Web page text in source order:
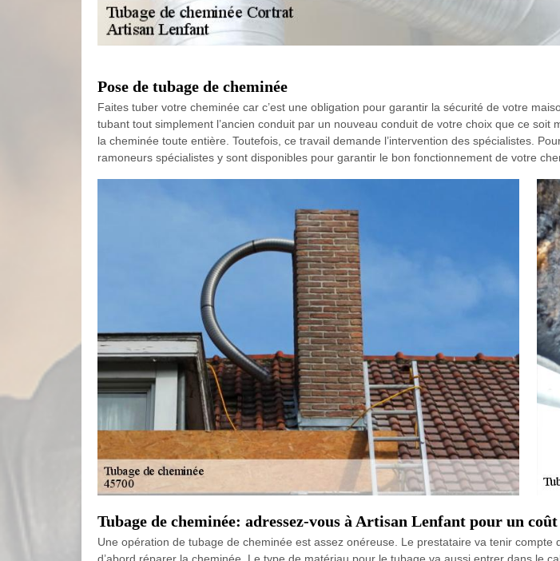
Pose de tubage de cheminée
Faites tuber votre cheminée car c’est une obligation pour garantir la sécurité de votre
tubant tout simplement l’ancien conduit par un nouveau conduit de votre choix que ce
la cheminée toute entière. Toutefois, ce travail demande l’intervention des spécialistes.
ramoneurs spécialistes y sont disponibles pour garantir le bon fonctionnement de votre
Tubage de cheminée: adressez-vous à Artisan Lenfant pour un
Une opération de tubage de cheminée est assez onéreuse. Le prestataire va tenir